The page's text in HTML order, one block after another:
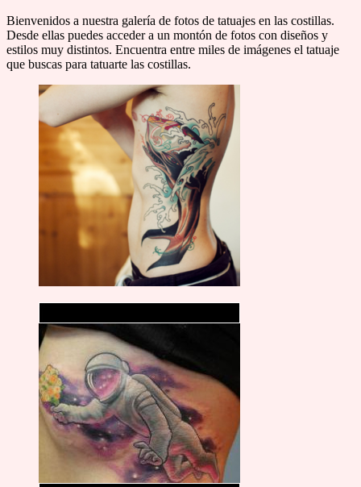
Bienvenidos a nuestra galería de fotos de tatuajes en las costillas.
Desde ellas puedes acceder a un montón de fotos con diseños y
estilos muy distintos. Encuentra entre miles de imágenes el tatuaje
que buscas para tatuarte las costillas.